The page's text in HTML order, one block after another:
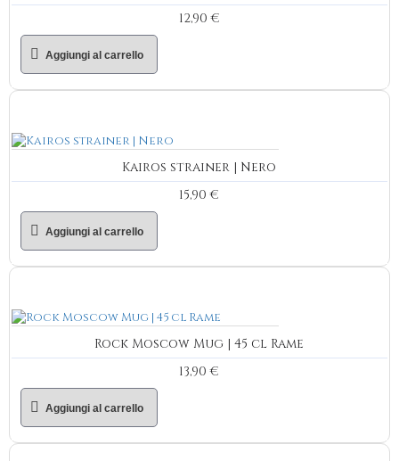
12,90 €
Aggiungi al carrello
Kairos strainer | Nero
15,90 €
Aggiungi al carrello
Rock Moscow Mug | 45 cl Rame
13,90 €
Aggiungi al carrello